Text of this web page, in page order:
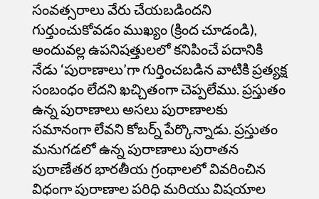
సంవత్సరాలు వేరు చేయబడిందని
గుర్తుంచుకోవడం ముఖ్యం (క్రింద చూడండి),
అందువల్ల ఉపనిషత్తులలో కనిపించే పదానికి
నేడు ‘పురాణాలు’గా గుర్తించబడిన వాటికి ప్రత్యక్ష
సంబంధం లేదని ఖచ్చితంగా చెప్పలేము. ప్రస్తుతం
ఉన్న పురాణాలు అసలు పురాణాలకు
సమానంగా లేవని కోబర్న్ పేర్కొన్నాడు. ప్రస్తుతం
మనుగడలో ఉన్న పురాణాలు పురాతన
పురాణేతర భారతీయ గ్రంథాలలో వివరించిన
విధంగా పురాణాల పరిధి మరియు విషయాల